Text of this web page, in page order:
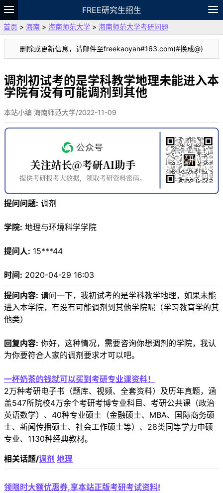
FREE研究生招生
题库
故事 专题 APP 笔记
论坛
VIP
资料
首页 > 海南 > 海南师范大学 > 海南师范大学考研问题
删除或更新信息，请邮件至freekaoyan#163.com(#换成@)
调剂初试考的是学科教学地理未能进入本
学院有没有可能调剂到其他
本站小编 海南师范大学/2022-11-09
提问问题: 调剂
学院: 地理与环境科学学院
提问人: 15***44
时间: 2020-04-29 16:03
提问内容: 请问一下，我初试考的是学科教学地理，如果未能
进入本学院，有没有可能调剂到其他学院呢（学习教育学的其
他类）
回复内容: 你好，这种情况，需要咨询你想调剂的学院，我认
为你要符合人家的调剂要求才可以吧。
一杯奶茶的钱就可以买到考研专业课资料！
2万种考研电子书（题库、视频、全套资料）及历年真题，涵
盖547所院校4万余个考研考博专业科目、考研公共课（政治
英语数学）、40种专业硕士（金融硕士、MBA、国际商务硕
士、新闻传播硕士、社会工作硕士等）、28类同等学力申硕
专业、1130种经典教材。
相关话题/调剂 地理
领限时大额优惠券,享本站正版考研考试资料!